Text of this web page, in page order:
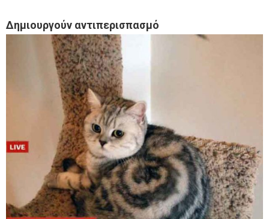
Δημιουργούν αντιπερισπασμό